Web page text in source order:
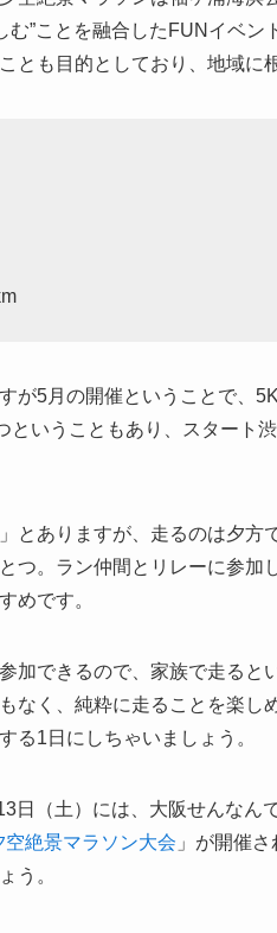
む”ことを融合したFUNイベ
とも目的としており、地域に
が5月の開催ということで、
ということもあり、スタート
とありますが、走るのは夕方
つ。ラン仲間とリレーに参加
めです。
加できるので、家族で走る
なく、純粋に走ることを楽し
る1日にしちゃいましょう。
日（土）には、大阪せんなん
絶景マラソン大会 」が開催
う。